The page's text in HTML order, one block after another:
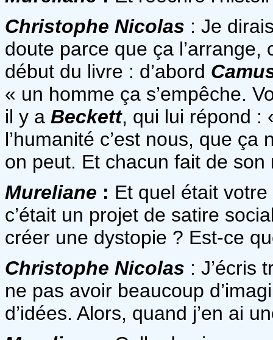
Christophe Nicolas : Je
doute parce que ça l’arrange,
début du livre : d’abord
« un homme ça s’empêche.
il y a Beckett, qui lui répond :
l’humanité c’est nous, que
on peut. Et chacun fait de son
Mureliane : Et quel était
c’était un projet de satire
créer une dystopie ? Est-ce
Christophe Nicolas : J’écris
ne pas avoir beaucoup
d’idées. Alors, quand j’en ai